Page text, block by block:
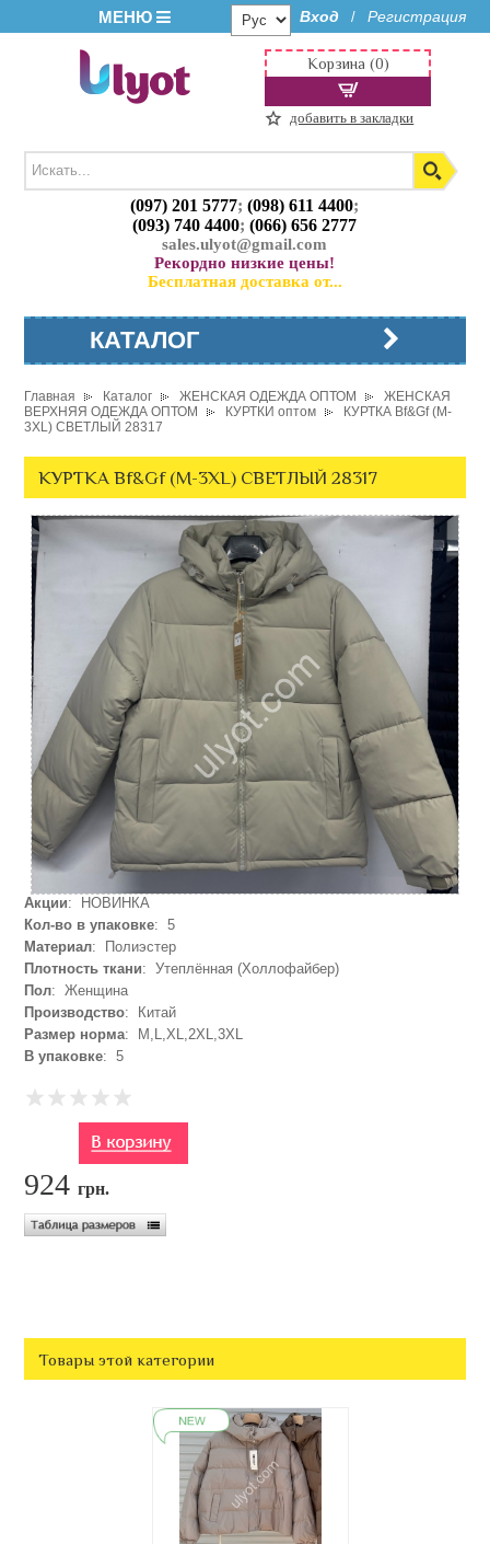
МЕНЮ Вход / Регистрация
(097) 201 5777;(098) 611 4400;
(093) 740 4400;(066) 656 2777
sales.ulyot@gmail.com
Рекордно низкие цены!
Бесплатная доставка от...
Корзина (0)
добавить в закладки
КАТАЛОГ
Главная Каталог ЖЕНСКАЯ ОДЕЖДА ОПТОМ
ЖЕНСКАЯ
ВЕРХНЯЯ ОДЕЖДА ОПТОМ
КУРТКИ оптом
КУРТКА Bf&Gf (M-
3XL) СВЕТЛЫЙ 28317
КУРТКА Bf&Gf (M-3XL) СВЕТЛЫЙ 28317
Акции: НОВИНКА
Кол-во в упаковке: 5
Материал: Полиэстер
Плотность ткани: Утеплённая (Холлофайбер)
Пол: Женщина
Производство: Китай
Размер норма: M,L,XL,2XL,3XL
В упаковке: 5
924грн.
Товары этой категории